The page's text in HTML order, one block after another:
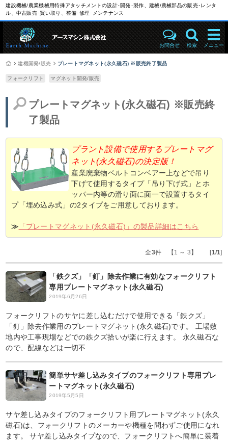
建設機械/農業機械用特殊アタッチメントの設計･開発･製作、建械/農械部品の販売･レンタ
ル、中古販売･買い取り、整備･修理･メンテナンス
お問合せ 検索 メニュー
建機開発/販売 プレートマグネット(永久磁石) ※販売終了製品
フォークリフト マグネット開発/販売
プレートマグネット(永久磁石) ※販売終
了製品
プラント設備で使用するプレートマグ
ネット(永久磁石)の決定版！
産業廃棄物ベルトコンベアー上などで吊り
下げて使用するタイプ「吊り下げ式」とホ
ッパー内等の滑り面に面一で設置するタイ
プ「埋め込み式」の2タイプをご用意しております。
≫ 「プレートマグネット(永久磁石)」の製品詳細はこちら
全3件 【1 ～ 3】 [1/1]
「鉄クズ」「釘」除去作業に有効なフォークリフト
専用プレートマグネット(永久磁石)
2019年6月26日
フォークリフトのサヤに差し込むだけで使用できる「鉄クズ」
「釘」除去作業用のプレートマグネット(永久磁石)です。 工場敷
地内や工事現場などでの鉄クズ拾いが楽に行えます。 永久磁石な
ので、配線などは一切不
簡単サヤ差し込みタイプのフォークリフト専用プレ
ートマグネット(永久磁石)
2019年5月5日
サヤ差し込みタイプのフォークリフト用プレートマグネット(永久
磁石)は、フォークリフトのメーカーや機種を問わずご使用になれ
ます。 サヤ差し込みタイプなので、フォークリフトへ簡単に装着